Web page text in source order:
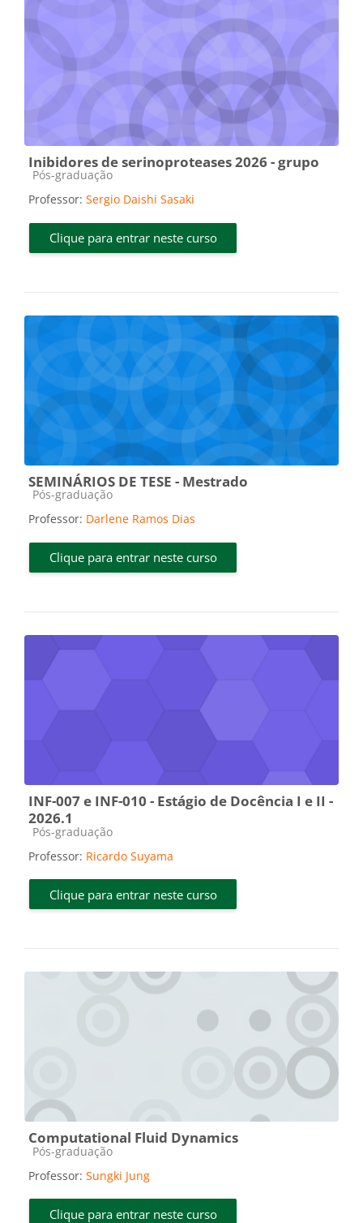
Inibidores de serinoproteases 2026 - grupo
Categoria do curso
Pós-graduação
Professor: Sergio Daishi Sasaki
Clique para entrar neste curso
SEMINÁRIOS DE TESE - Mestrado
Categoria do curso
Pós-graduação
Professor: Darlene Ramos Dias
Clique para entrar neste curso
INF-007 e INF-010 - Estágio de Docência I e II -
2026.1
Categoria do curso
Pós-graduação
Professor: Ricardo Suyama
Clique para entrar neste curso
Computational Fluid Dynamics
Categoria do curso
Pós-graduação
Professor: Sungki Jung
Clique para entrar neste curso